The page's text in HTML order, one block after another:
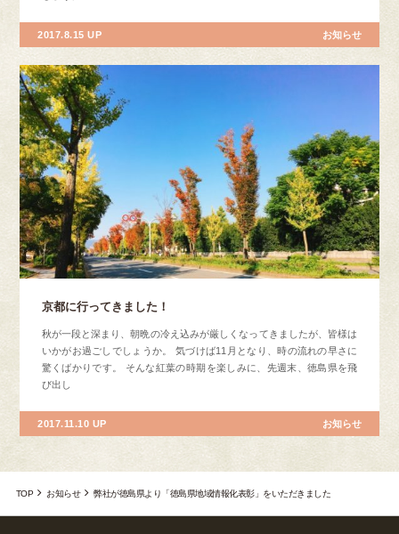
2017.8.15 UP お知らせ
2017.11.10 UP お知らせ
京都に行ってきました！
秋が一段と深まり、朝晩の冷え込みが厳しくなってきましたが、皆様は
いかがお過ごしでしょうか。 気づけば11月となり、時の流れの早さに
驚くばかりです。 そんな紅葉の時期を楽しみに、先週末、徳島県を飛
び出し
TOP お知らせ 弊社が徳島県より「徳島県地域情報化表彰」をいただきました